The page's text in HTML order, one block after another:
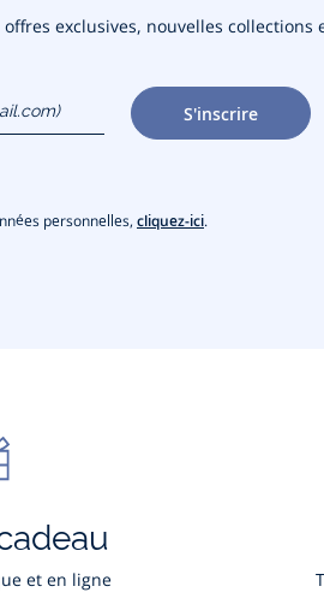
exclusives, nouvelles collections
S'inscrire
personnelles, cliquez-ici.
et en ligne